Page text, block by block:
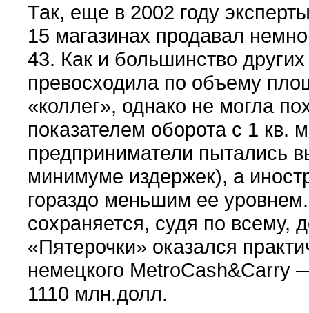
Так, еще в 2002 году
15 магазинах продавал
43. Как и большинство
превосходила по объему
«коллег», однако не могла
показателем оборота с 1 кв.
предприниматели пытались
минимуме издержек), а
гораздо меньшим ее
сохраняется, судя по всему,
«Пятерочки» оказался
немецкого MetroCash&Carry
1110 млн.долл.